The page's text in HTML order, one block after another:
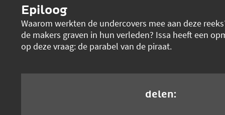
Epiloog
Waarom werkten de undercovers mee aan deze
de makers graven in hun verleden? Issa heeft een
op deze vraag: de parabel van de piraat.
delen: